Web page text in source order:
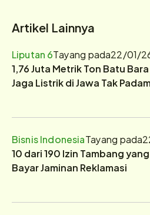
Artikel Lainnya
Liputan 6Tayang pada22/01/
1,76 Juta Metrik Ton Batu
Jaga Listrik di Jawa Tak
Bisnis IndonesiaTayang pada
10 dari 190 Izin Tambang
Bayar Jaminan Reklamasi